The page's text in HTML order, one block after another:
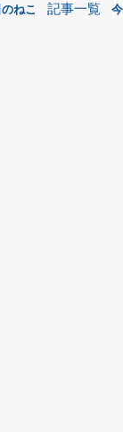
ねこ 記事一覧